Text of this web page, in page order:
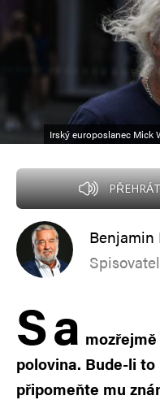
Irský europoslanec Mick
Benjamin
Spisovatel
Sa
polovina. Bude-li
připomeňte mu